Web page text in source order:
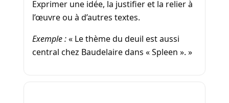
Exprimer une idée, la justifier et la relier à
l’œuvre ou à d’autres textes.
Exemple :« Le thème du deuil est aussi
central chez Baudelaire dans « Spleen ». »